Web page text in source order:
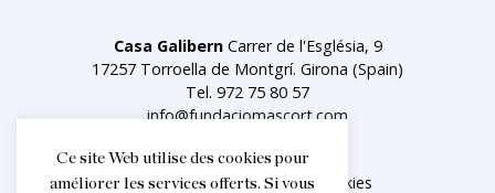
Casa GalibernCarrer de l'Església, 9
17257 Torroella de Montgrí. Girona (Spain)
Tel. 972 75 80 57
info@fundaciomascort.com
Aviso legal Política de cookies
Ce site Web utilise des cookies pour
améliorer les services offerts. Si vous